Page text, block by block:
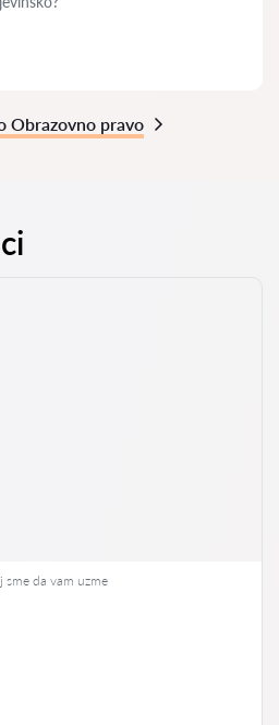
Obrazovno pravo
da vam uzme